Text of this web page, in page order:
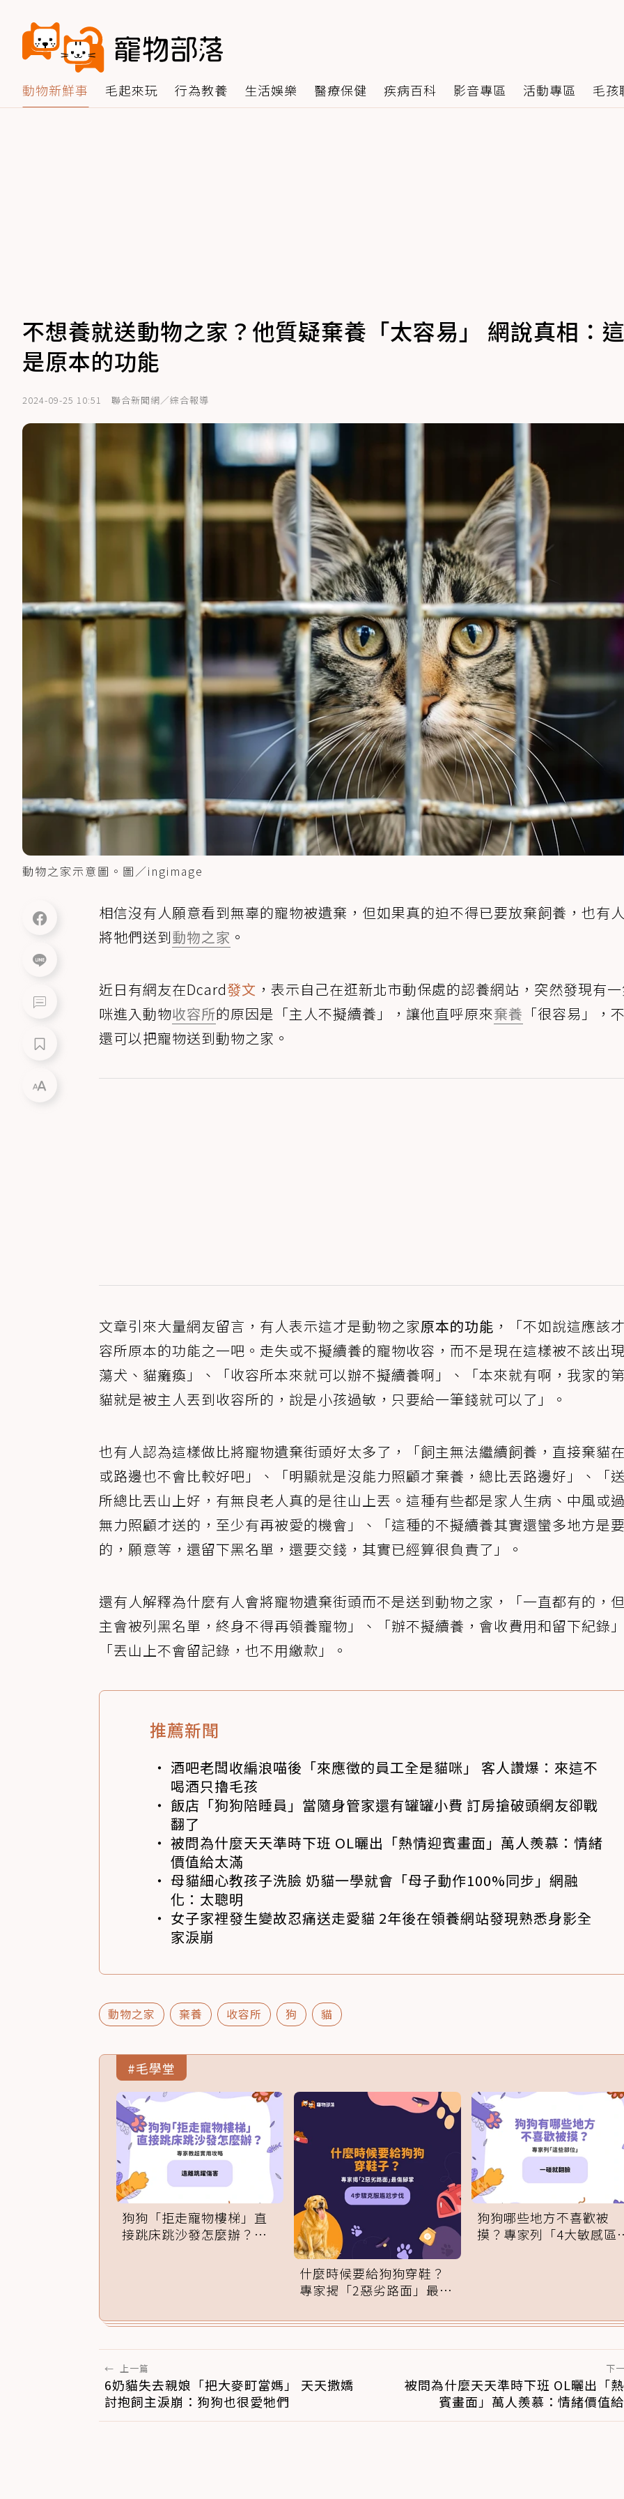
動物新鮮事 毛起來玩 行為教養 生活娛樂 醫療保健 疾病百科 影音專區 活動專區 毛孩
不想養就送動物之家？他質疑棄養「太容易」 網說真相：
是原本的功能
2024-09-25 10:51 聯合新聞網／綜合報導
動物之家示意圖。圖／ingimage
相信沒有人願意看到無辜的寵物被遺棄，但如果真的迫不得已要放棄飼養，也有
將牠們送到動物之家 。
近日有網友在Dcard發文 ，表示自己在逛新北市動保處的認養網站，突然發現有一
咪進入動物收容所的原因是「主人不擬續養」，讓他直呼原來棄養 「很容易」，
還可以把寵物送到動物之家。
文章引來大量網友留言，有人表示這才是動物之家原本的功能 ，「不如說這應該
容所原本的功能之一吧。走失或不擬續養的寵物收容，而不是現在這樣被不該出
蕩犬、貓癱瘓」、「收容所本來就可以辦不擬續養啊」、「本來就有啊，我家的
貓就是被主人丟到收容所的，說是小孩過敏，只要給一筆錢就可以了」。
也有人認為這樣做比將寵物遺棄街頭好太多了，「飼主無法繼續飼養，直接棄貓
或路邊也不會比較好吧」、「明顯就是沒能力照顧才棄養，總比丟路邊好」、「
所總比丟山上好，有無良老人真的是往山上丟。這種有些都是家人生病、中風或過
無力照顧才送的，至少有再被愛的機會」、「這種的不擬續養其實還蠻多地方是
的，願意等，還留下黑名單，還要交錢，其實已經算很負責了」。
還有人解釋為什麼有人會將寵物遺棄街頭而不是送到動物之家，「一直都有的，
主會被列黑名單，終身不得再領養寵物」、「辦不擬續養，會收費用和留下紀錄」
「丟山上不會留記錄，也不用繳款」。
推薦新聞
酒吧老闆收編浪喵後「來應徵的員工全是貓咪」 客人讚爆：來這不
喝酒只擼毛孩
飯店「狗狗陪睡員」當隨身管家還有罐罐小費 訂房搶破頭網友卻戰
翻了
被問為什麼天天準時下班 OL曬出「熱情迎賓畫面」萬人羨慕：情緒
價值給太滿
母貓細心教孩子洗臉 奶貓一學就會「母子動作100%同步」網融
化：太聰明
女子家裡發生變故忍痛送走愛貓 2年後在領養網站發現熟悉身影全
家淚崩
動物之家 棄養 收容所 狗 貓
#毛學堂
狗狗「拒走寵物樓梯」直
接跳床跳沙發怎麼辦？專
什麼時候要給狗狗穿鞋？
專家揭「2惡劣路面」最傷
狗狗哪些地方不喜歡被
摸？專家列「4大敏感區
← 上一篇
6奶貓失去親娘「把大麥町當媽」 天天撒嬌
討抱飼主淚崩：狗狗也很愛牠們
下
被問為什麼天天準時下班 OL曬出「
賓畫面」萬人羨慕：情緒價值